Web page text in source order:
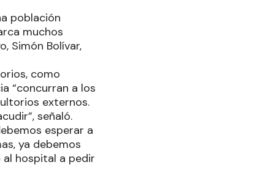
población
muchos
Simón Bolívar,
como
“concurran a los
externos.
señaló.
esperar a
ya debemos
hospital a pedir